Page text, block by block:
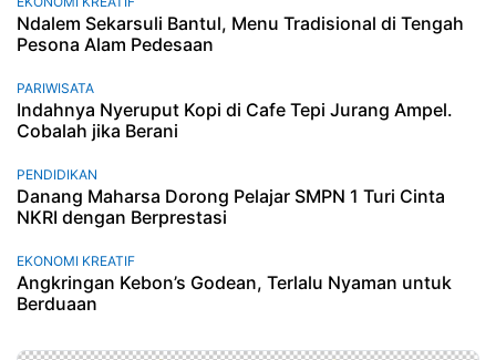
Ndalem Sekarsuli Bantul, Menu Tradisional di Tengah
Pesona Alam Pedesaan
PARIWISATA
Indahnya Nyeruput Kopi di Cafe Tepi Jurang Ampel.
Cobalah jika Berani
PENDIDIKAN
Danang Maharsa Dorong Pelajar SMPN 1 Turi Cinta
NKRI dengan Berprestasi
EKONOMI KREATIF
Angkringan Kebon’s Godean, Terlalu Nyaman untuk
Berduaan